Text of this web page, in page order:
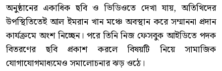
অনুষ্ঠানের একাধিক ছবি ও ভিডিওতে দেখা যায়, অতিথিদের
উপস্থিতিতেই আল ইমরান খান মঞ্চে অবস্থান করে সম্মাননা প্রদান
কার্যক্রমে অংশ নিচ্ছেন। পরে তিনি নিজ ফেসবুক আইডিতে পদক
বিতরণের ছবি প্রকাশ করলে বিষয়টি নিয়ে সামাজিক
যোগাযোগমাধ্যমেও সমালোচনার ঝড় ওঠে।